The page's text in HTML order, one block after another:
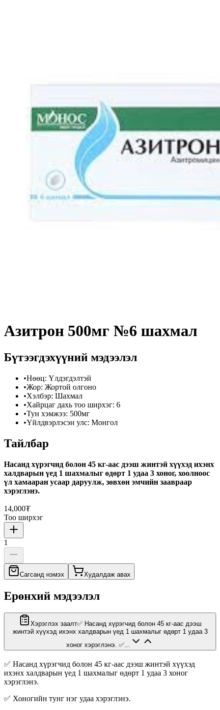
Азитрон 500мг №6 шахмал
Бүтээгдэхүүний мэдээлэл
•Нөөц: Үлдэгдэлтэй
•Жор: Жортой олгоно
•Хэлбэр: Шахмал
•Хайрцаг дахь тоо ширхэг: 6
•Тун хэмжээ: 500мг
•Үйлдвэрлэсэн улс: Монгол
Тайлбар
Насанд хүрэгчид болон 45 кг-аас дээш жинтэй хүүхэд ихэнх
халдварын үед 1 шахмалыг өдөрт 1 удаа 3 хоног, хоолноос
үл хамааран усаар даруулж, зөвхөн эмчийн заавраар
хэрэглэнэ.
14,000₮
Тоо ширхэг
1
Сагсанд нэмэх Худалдаж авах
Ерөнхий мэдээлэл
Хэрэглэх заалт✅ Насанд хүрэгчид болон 45 кг-аас дээш
жинтэй хүүхэд ихэнх халдварын үед 1 шахмалыг өдөрт 1 удаа 3
хоног хэрэглэнэ. ✅...
✅ Насанд хүрэгчид болон 45 кг-аас дээш жинтэй хүүхэд
ихэнх халдварын үед 1 шахмалыг өдөрт 1 удаа 3 хоног
хэрэглэнэ.
✅ Хоногийн тунг нэг удаа хэрэглэнэ.